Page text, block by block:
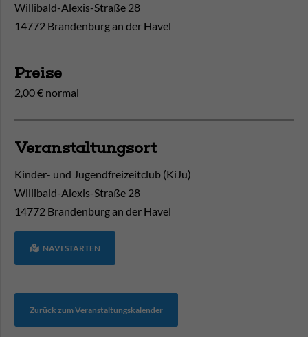
Willibald-Alexis-Straße 28
14772 Brandenburg an der Havel
Preise
2,00 € normal
Veranstaltungsort
Kinder- und Jugendfreizeitclub (KiJu)
Willibald-Alexis-Straße 28
14772 Brandenburg an der Havel
NAVI STARTEN
Zurück zum Veranstaltungskalender